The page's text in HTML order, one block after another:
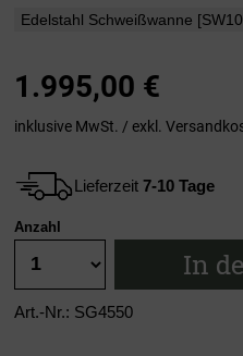
1.995,00 €
inklusive MwSt. / exkl.
Lieferzeit 7-10 Tage
Anzahl
In
Art.-Nr.: SG4550